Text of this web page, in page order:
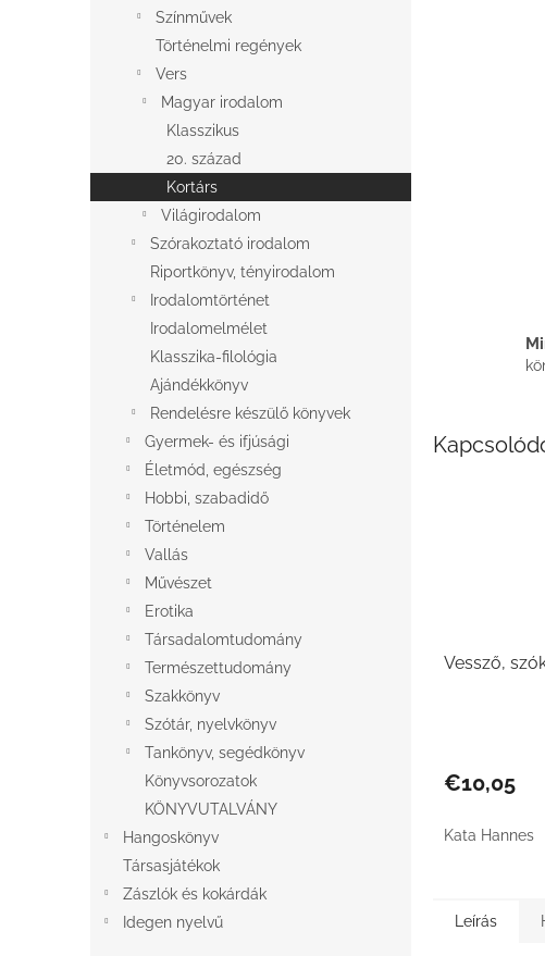
Színművek
Történelmi regények
Vers
Magyar irodalom
Klasszikus
20. század
Kortárs
Világirodalom
Szórakoztató irodalom
Riportkönyv, tényirodalom
Irodalomtörténet
Irodalomelmélet
Klasszika-filológia
Ajándékkönyv
Rendelésre készülő könyvek
Gyermek- és ifjúsági
Életmód, egészség
Hobbi, szabadidő
Történelem
Vallás
Művészet
Erotika
Társadalomtudomány
Természettudomány
Szakkönyv
Szótár, nyelvkönyv
Tankönyv, segédkönyv
Könyvsorozatok
KÖNYVUTALVÁNY
Hangoskönyv
Társasjátékok
Zászlók és kokárdák
Idegen nyelvű
Vessző,
€10,05
Kata Hannes
Leírás